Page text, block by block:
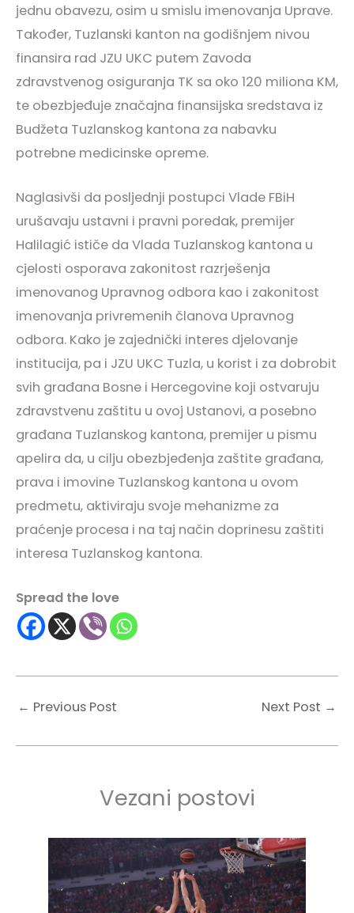
jednu obavezu, osim u smislu imenovanja Uprave.
Također, Tuzlanski kanton na godišnjem nivou
finansira rad JZU UKC putem Zavoda
zdravstvenog osiguranja TK sa oko 120 miliona KM,
te obezbjeđuje značajna finansijska sredstava iz
Budžeta Tuzlanskog kantona za nabavku
potrebne medicinske opreme.
Naglasivši da posljednji postupci Vlade FBiH
urušavaju ustavni i pravni poredak, premijer
Halilagić ističe da Vlada Tuzlanskog kantona u
cjelosti osporava zakonitost razrješenja
imenovanog Upravnog odbora kao i zakonitost
imenovanja privremenih članova Upravnog
odbora. Kako je zajednički interes djelovanje
institucija, pa i JZU UKC Tuzla, u korist i za dobrobit
svih građana Bosne i Hercegovine koji ostvaruju
zdravstvenu zaštitu u ovoj Ustanovi, a posebno
građana Tuzlanskog kantona, premijer u pismu
apelira da, u cilju obezbjeđenja zaštite građana,
prava i imovine Tuzlanskog kantona u ovom
predmetu, aktiviraju svoje mehanizme za
praćenje procesa i na taj način doprinesu zaštiti
interesa Tuzlanskog kantona.
Spread the love
← Previous Post Next Post →
Vezani postovi